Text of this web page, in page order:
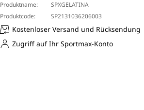
Produktname:
SPXGELATINA
Produktcode:
SP2131036206003
Kostenloser Versand und Rücksendung
Zugriff auf Ihr Sportmax-Konto